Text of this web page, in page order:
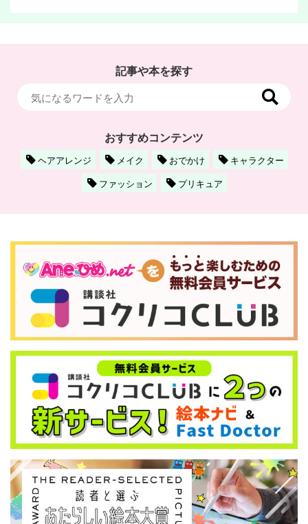
記事や本を探す
おすすめコンテンツ
ヘアアレンジ メイク おでかけ
キャラクター
ファッション
プリキュア